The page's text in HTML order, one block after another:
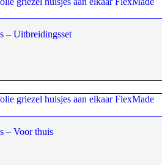
– Uitbreidingsset
– Voor thuis